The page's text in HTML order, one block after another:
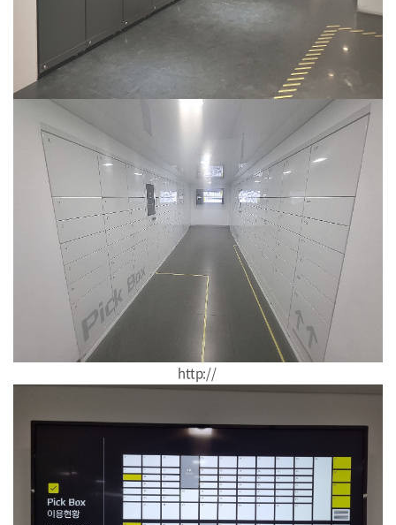
http://